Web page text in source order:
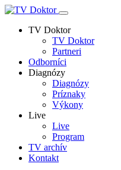
TV Doktor
TV Doktor
Partneri
Odborníci
Diagnózy
Diagnózy
Príznaky
Výkony
Live
Live
Program
TV archív
Kontakt